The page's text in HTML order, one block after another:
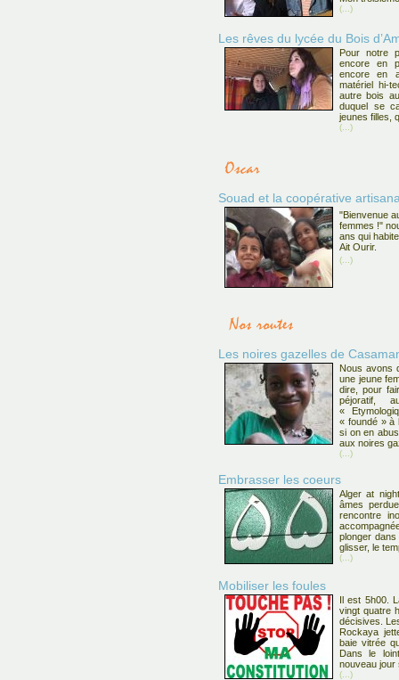
(...)
Les rêves du lycée du Bois
Pour notre
encore en
encore en
matériel hi-
autre bois
duquel se
jeunes filles,
(...)
Souad et la coopérative
"Bienvenue
femmes !"
ans qui
Ait Ourir.
(...)
Les noires gazelles de
Nous avons
une jeune
dire, pour
péjoratif,
«
« foundé » à
si on en
aux noires
(...)
Embrasser les coeurs
Alger at
âmes
rencontre
plonger
glisser, le
(...)
Mobiliser les foules
Il est 5h00.
vingt quatre
décisives.
Rockaya
baie vitrée
Dans le
nouveau jour
(...)